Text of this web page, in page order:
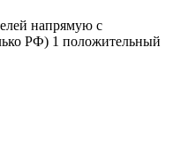
напрямую с
РФ) 1 положительный